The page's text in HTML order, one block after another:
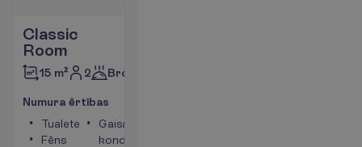
Classic
Room
15 m² 2 Brokastis
Numura ērtības
Tualete
Fēns
Gaisa
kondicionētājs